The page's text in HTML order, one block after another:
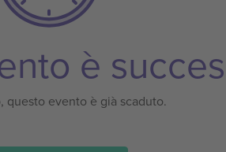
è
questo evento è già scaduto.